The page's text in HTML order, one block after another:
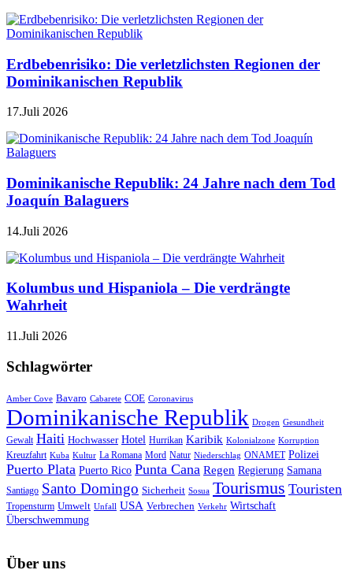
Erdbebenrisiko: Die verletzlichsten Regionen der
Dominikanischen Republik
17.Juli 2026
Dominikanische Republik: 24 Jahre nach dem Tod
Joaquín Balaguers
14.Juli 2026
Kolumbus und Hispaniola – Die verdrängte
Wahrheit
11.Juli 2026
Schlagwörter
Amber Cove Bavaro Cabarete COE Coronavirus
Dominikanische Republik Drogen Gesundheit
Gewalt Haiti Hochwasser Hotel Hurrikan Karibik Kolonialzone Korruption
Kreuzfahrt Kuba Kultur La Romana Mord Natur Niederschlag ONAMET Polizei
Puerto Plata Puerto Rico Punta Cana Regen Regierung Samana
Santiago Santo Domingo Sicherheit Sosua Tourismus Touristen
Tropensturm Umwelt Unfall USA Verbrechen Verkehr Wirtschaft
Überschwemmung
Über uns